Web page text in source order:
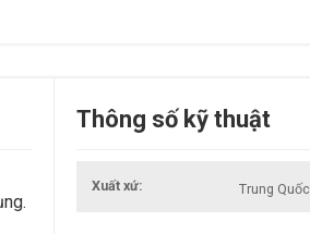
Thông số kỹ thuật
Xuất xứ Trung Quốc